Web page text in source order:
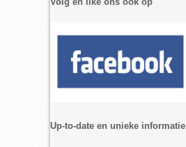
Up-to-date en unieke informatie